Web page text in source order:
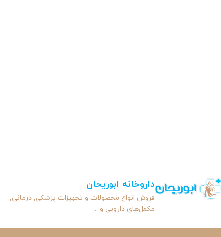
داروخانه ابوریحان
فروش انواع محصولات و تجهیزات پزشکی٬ درمانی٬
مکمل‌های دارویی و ...